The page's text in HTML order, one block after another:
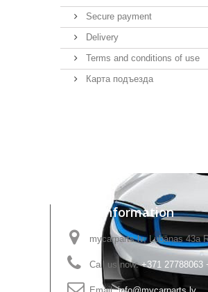
Secure payment
Delivery
Terms and conditions of use
Карта подъезда
Store Information
mycarparts.lv, Lubānas 43a
Call us now:+371 27788063